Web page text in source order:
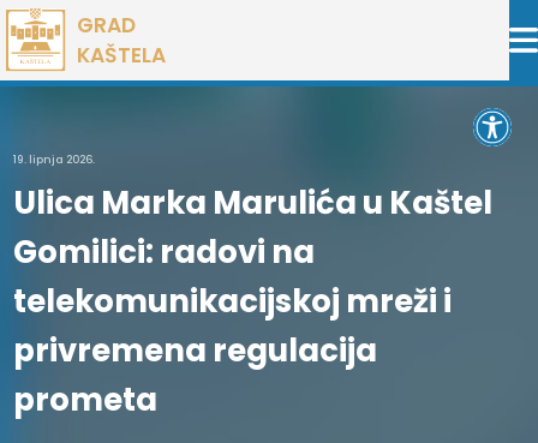
Preskoči
na
sadržaj
GRAD
KAŠTELA
19. lipnja 2026.
Ulica Marka Marulića u Kaštel
Gomilici: radovi na
telekomunikacijskoj mreži i
privremena regulacija
prometa